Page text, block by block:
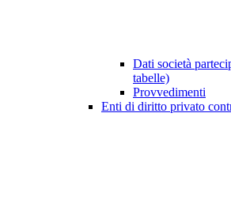
Dati società
tabelle)
Provvedimenti
Enti di diritto privato